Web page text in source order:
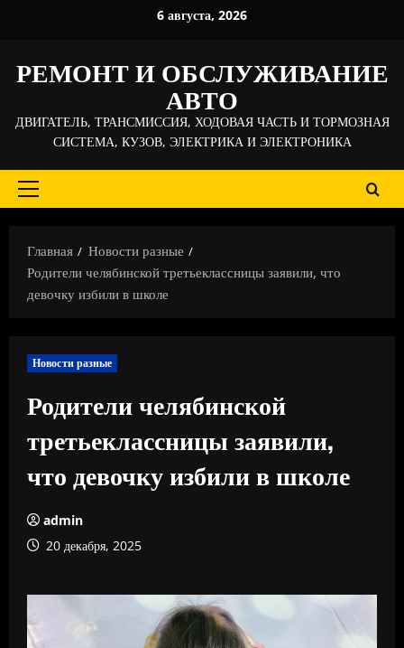
6 августа, 2026
РЕМОНТ И ОБСЛУЖИВАНИЕ
АВТО
ДВИГАТЕЛЬ, ТРАНСМИССИЯ, ХОДОВАЯ ЧАСТЬ И ТОРМОЗНАЯ
СИСТЕМА, КУЗОВ, ЭЛЕКТРИКА И ЭЛЕКТРОНИКА
Основное
Главная
Новости разные
Родители челябинской третьеклассницы заявили, что
девочку избили в школе
Новости разные
Родители челябинской
третьеклассницы заявили,
что девочку избили в школе
admin
20 декабря, 2025